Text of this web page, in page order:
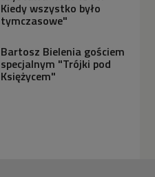
Kiedy wszystko było
tymczasowe"
Bartosz Bielenia gościem
specjalnym "Trójki pod
Księżycem"